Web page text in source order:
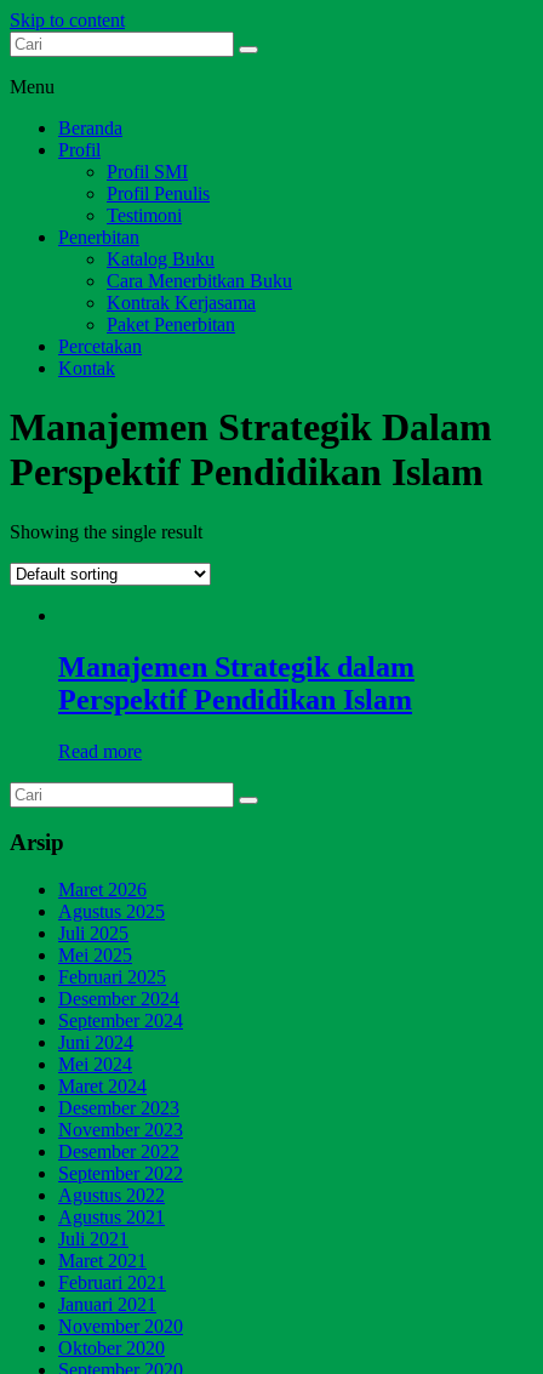
Skip to content
Dari Jambi untuk Indonesia
Menu
Beranda
Profil
Profil SMI
Profil Penulis
Testimoni
Penerbitan
Katalog Buku
Cara Menerbitkan Buku
Kontrak Kerjasama
Paket Penerbitan
Percetakan
Kontak
Manajemen Strategik Dalam
Perspektif Pendidikan Islam
Showing the single result
Manajemen Strategik dalam
Perspektif Pendidikan Islam
Read more
Arsip
Maret 2026
Agustus 2025
Juli 2025
Mei 2025
Februari 2025
Desember 2024
September 2024
Juni 2024
Mei 2024
Maret 2024
Desember 2023
November 2023
Desember 2022
September 2022
Agustus 2022
Agustus 2021
Juli 2021
Maret 2021
Februari 2021
Januari 2021
November 2020
Oktober 2020